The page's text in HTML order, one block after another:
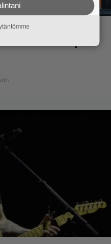
paras biisi?
antoi äänensä ja